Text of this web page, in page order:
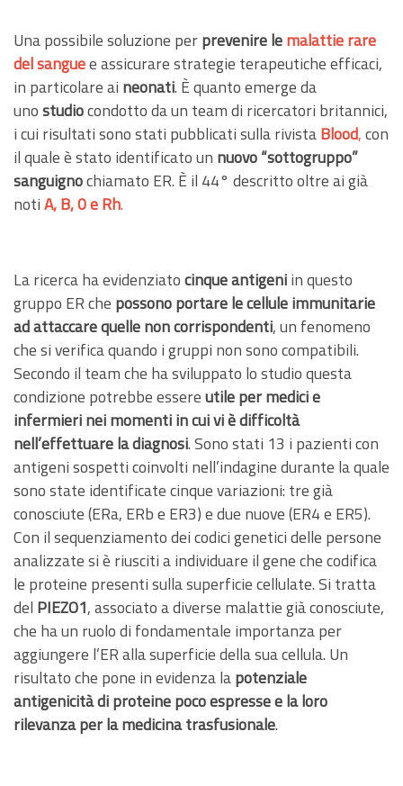
Una possibile soluzione perprevenire lemalattie rare
del sanguee assicurare strategie terapeutiche efficaci,
in particolare ai neonati. È quanto emerge da
unostudiocondotto da un team di ricercatori britannici,
i cui risultati sono stati pubblicati sulla rivistaBlood,con
il quale è stato identificato un nuovo “sottogruppo”
sanguignochiamato ER. È il 44° descritto oltre ai già
notiA, B, 0 e Rh.
La ricerca ha evidenziatocinque antigeniin questo
gruppo ER che possono portare le cellule immunitarie
ad attaccare quelle non corrispondenti, un fenomeno
che si verifica quando i gruppi non sono compatibili.
Secondo il team che ha sviluppato lo studio questa
condizione potrebbe essereutile per medici e
infermieri nei momenti in cui vi è difficoltà
nell’effettuare la diagnosi. Sono stati 13 i pazienti con
antigeni sospetti coinvolti nell’indagine durante la quale
sono state identificate cinque variazioni: tre già
conosciute (ERa, ERb e ER3) e due nuove (ER4 e ER5).
Con il sequenziamento dei codici genetici delle persone
analizzate si è riusciti a individuare il gene che codifica
le proteine presenti sulla superficie cellulate. Si tratta
del PIEZO1, associato a diverse malattie già conosciute,
che ha un ruolo di fondamentale importanza per
aggiungere l’ER alla superficie della sua cellula. Un
risultato che pone in evidenza lapotenziale
antigenicità di proteine poco espresse e la loro
rilevanza per la medicina trasfusionale.